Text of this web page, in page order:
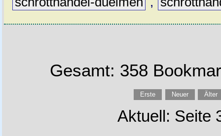
Gesamt: 358
Erste Neuer Älter
Aktuell: Seite